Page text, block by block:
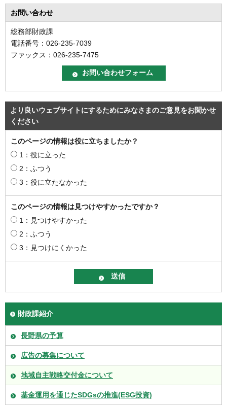
お問い合わせ
総務部財政課
電話番号：026-235-7039
ファックス：026-235-7475
より良いウェブサイトにするためにみなさまのご意見をお聞かせ
ください
このページの情報は役に立ちましたか？
1：役に立った
2：ふつう
3：役に立たなかった
このページの情報は見つけやすかったですか？
1：見つけやすかった
2：ふつう
3：見つけにくかった
財政課紹介
長野県の予算
広告の募集について
地域自主戦略交付金について
基金運用を通じたSDGsの推進(ESG投資)